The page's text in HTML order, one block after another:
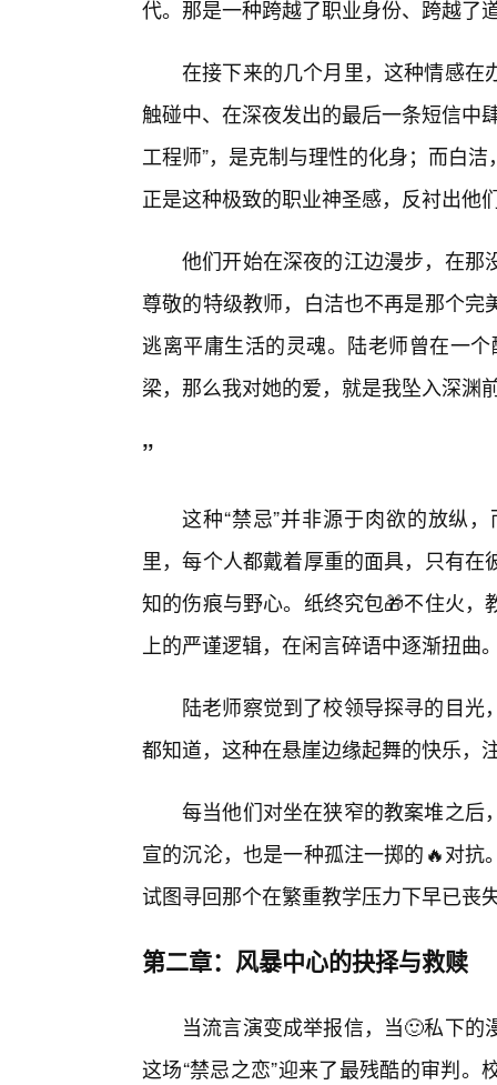
代。那是一种跨越了职业身份、跨越了
在接下来的几个月里，这种情感在
触碰中、在深夜发出的最后一条短信中
工程师”，是克制与理性的化身；而白
正是这种极致的职业神圣感，反衬出他
他们开始在深夜的江边漫步，在那
尊敬的特级教师，白洁也不再是那个
逃离平庸生活的灵魂。陆老师曾在一
梁，那么我对她的爱，就是我坠入深渊
”
这种“禁忌”并非源于肉欲的放纵
里，每个人都戴着厚重的面具，只有
知的伤痕与野心。纸终究包🎁不住火
上的严谨逻辑，在闲言碎语中逐渐扭曲
陆老师察觉到了校领导探寻的目
都知道，这种在悬崖边缘起舞的快乐，
每当他们对坐在狭窄的教案堆之后
宣的沉沦，也是一种孤注一掷的🔥对
试图寻回那个在繁重教学压力下早已丧
第二章：风暴中心的抉择与救赎
当流言演变成举报信，当🙂私下
这场“禁忌之恋”迎来了最残酷的审判